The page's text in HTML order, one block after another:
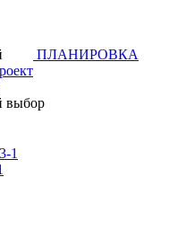
ПЛАНИРОВКА
выбор